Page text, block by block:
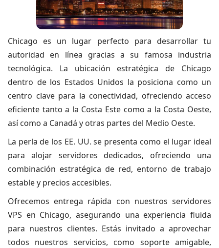
Chicago es un lugar perfecto para desarrollar tu
autoridad en línea gracias a su famosa industria
tecnológica. La ubicación estratégica de Chicago
dentro de los Estados Unidos la posiciona como un
centro clave para la conectividad, ofreciendo acceso
eficiente tanto a la Costa Este como a la Costa Oeste,
así como a Canadá y otras partes del Medio Oeste.
La perla de los EE. UU. se presenta como el lugar ideal
para alojar servidores dedicados, ofreciendo una
combinación estratégica de red, entorno de trabajo
estable y precios accesibles.
Ofrecemos entrega rápida con nuestros servidores
VPS en Chicago, asegurando una experiencia fluida
para nuestros clientes. Estás invitado a aprovechar
todos nuestros servicios, como soporte amigable,